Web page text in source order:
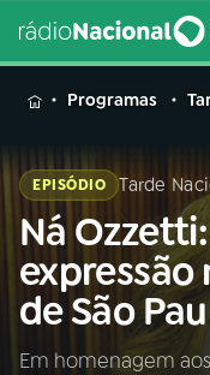
MENU
Buscar
na
Rádio
Nacional
Programas
EPISÓDIO Tarde
Ná
expressão
de São
Em homenagem